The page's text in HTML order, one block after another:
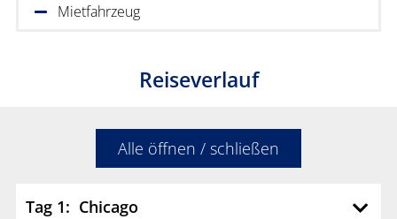
Mietfahrzeug
Reiseverlauf
Alle öffnen / schließen
Tag 1: Chicago